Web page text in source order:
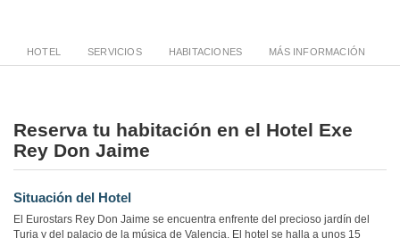
HOTEL SERVICIOS HABITACIONES MÁS INFORMACIÓN
Reserva tu habitación en el Hotel Exe
Rey Don Jaime
Situación del Hotel
El Eurostars Rey Don Jaime se encuentra enfrente del precioso jardín del
Turia y del palacio de la música de Valencia. El hotel se halla a unos 15